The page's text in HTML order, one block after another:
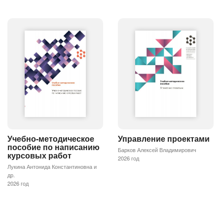
Учебно-методическое
пособие по написанию
курсовых работ
Лукина Антонида Константиновна и
др.
2026 год
Управление проектами
Барков Алексей Владимирович
2026 год